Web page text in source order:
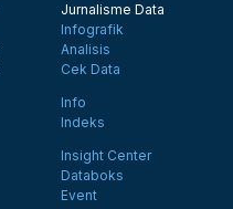
Jurnalisme Data
Infografik
Analisis
Cek Data
Info
Indeks
Insight Center
Databoks
Event